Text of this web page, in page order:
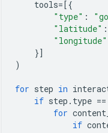
tools=[{
"type" :
"latitude" :
"longitude"
}]
)
for step in
if step . type ==
for
if